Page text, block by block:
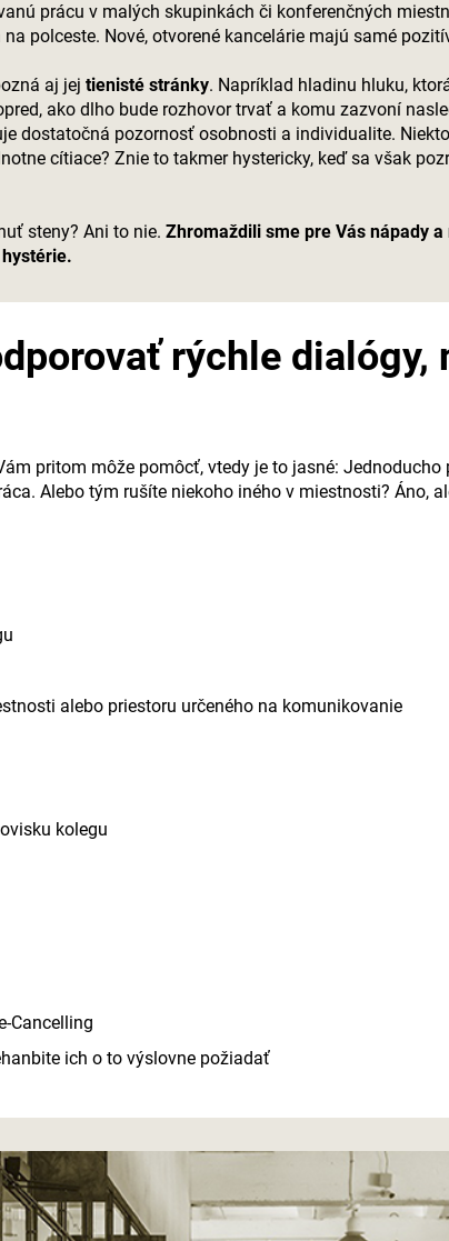
prácu v malých skupinkách či konferenčných
polceste. Nové, otvorené kancelárie majú samé
aj jej tienisté stránky. Napríklad hladinu hluku,
ako dlho bude rozhovor trvať a komu zazvoní
dostatočná pozornosť osobnosti a individualite.
cítiace? Znie to takmer hystericky, keď sa však
steny? Ani to nie. Zhromaždili sme pre Vás nápady
rýchle dialógy,
pritom môže pomôcť, vtedy je to jasné:
Alebo tým rušíte niekoho iného v miestnosti? Áno,
alebo priestoru určeného na komunikovanie
kolegu
Cancelling
ich o to výslovne požiadať